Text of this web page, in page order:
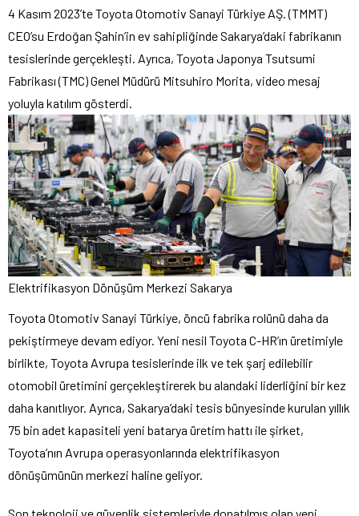
4 Kasım 2023’te Toyota Otomotiv Sanayi Türkiye AŞ. (TMMT)
CEO’su Erdoğan Şahin’in ev sahipliğinde Sakarya’daki fabrikanın
tesislerinde gerçekleşti. Ayrıca, Toyota Japonya Tsutsumi
Fabrikası (TMC) Genel Müdürü Mitsuhiro Morita, video mesaj
yoluyla katılım gösterdi.
Elektrifikasyon Dönüşüm Merkezi Sakarya
Toyota Otomotiv Sanayi Türkiye, öncü fabrika rolünü daha da
pekiştirmeye devam ediyor. Yeni nesil Toyota C-HR’ın üretimiyle
birlikte, Toyota Avrupa tesislerinde ilk ve tek şarj edilebilir
otomobil üretimini gerçekleştirerek bu alandaki liderliğini bir kez
daha kanıtlıyor. Ayrıca, Sakarya’daki tesis bünyesinde kurulan yıllık
75 bin adet kapasiteli yeni batarya üretim hattı ile şirket,
Toyota’nın Avrupa operasyonlarında elektrifikasyon
dönüşümünün merkezi haline geliyor.